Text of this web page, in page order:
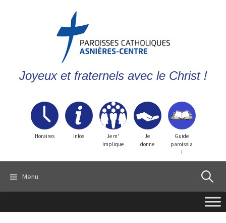
Joyeux et fraternels avec le Christ !
Horaires Infos
Je m'
implique
Je
donne
Guide
paroissia
l
Menu